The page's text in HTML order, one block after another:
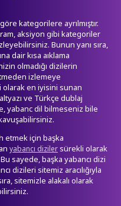
kategorilere ayrılmıştır.
aksiyon gibi kategoriler
Bunun yanı sıra,
dair kısa aıklama
olmadığı dizilerin
izlemeye
olarak en iyisini sunan
ve Türkçe dublaj
yabanc dil bilmeseniz bile
etmek için başka
yabancı dizilersürekli olarak
sayede, başka yabancı dizi
dizileri sitemiz aracılığıyla
sitemizle alakalı olarak